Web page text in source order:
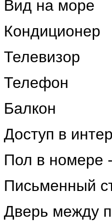
Вид на море
Кондиционер
Телевизор
Телефон
Балкон
Доступ в
Пол в номере
Письменный
Дверь между